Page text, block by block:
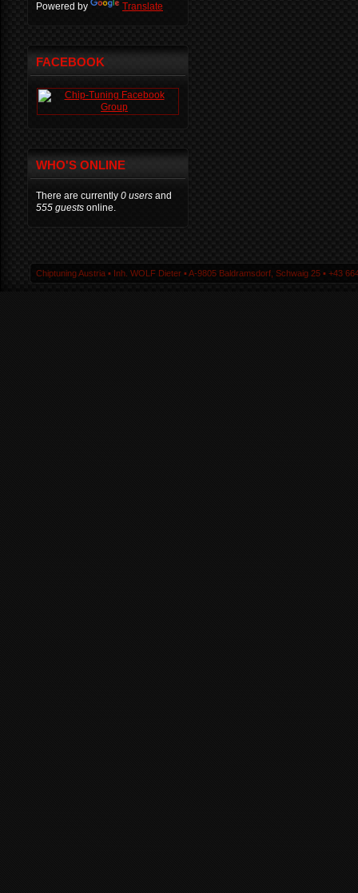
Powered by Translate
FACEBOOK
WHO'S ONLINE
There are currently 0 users and
555 guests online.
Chiptuning Austria ▪ Inh. WOLF Dieter ▪ A-9805 Baldramsdorf, Schwaig 25 ▪ +43